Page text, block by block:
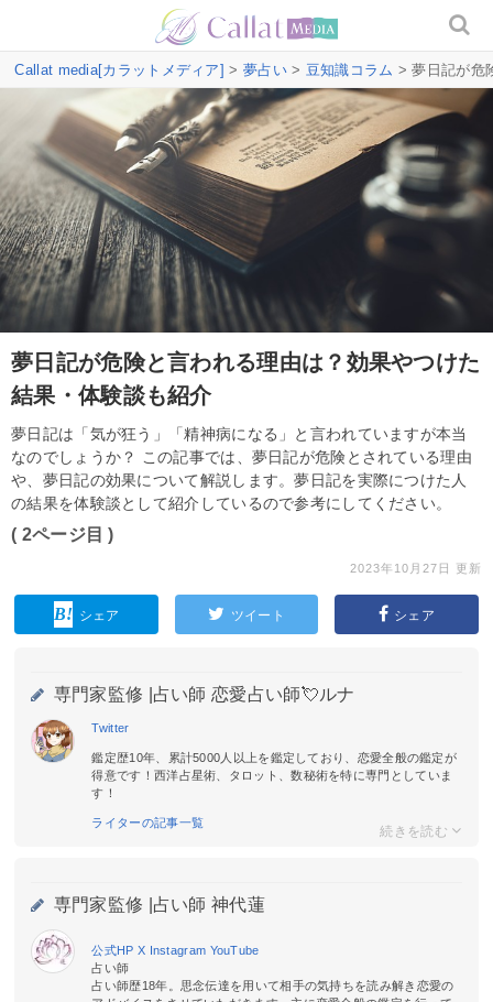
Callat media[カラットメディア] > 夢占い> 豆知識コラム > 夢日記が危
夢日記が危険と言われる理由は？効果やつけた
結果・体験談も紹介
夢日記は「気が狂う」「精神病になる」と言われていますが本当
なのでしょうか？ この記事では、夢日記が危険とされている理由
や、夢日記の効果について解説します。夢日記を実際につけた人
の結果を体験談として紹介しているので参考にしてください。
( 2ページ目 )
2023年10月27日 更新
シェア ツイート シェア
専門家監修 | 占い師 恋愛占い師💘ルナ
Twitter
鑑定歴10年、累計5000人以上を鑑定しており、恋愛全般の鑑定が
得意です！西洋占星術、タロット、数秘術を特に専門としていま
す！
ライターの記事一覧
専門家監修 | 占い師 神代蓮
公式HP X Instagram YouTube
占い師
占い師歴18年。思念伝達を用いて相手の気持ちを読み解き恋愛の